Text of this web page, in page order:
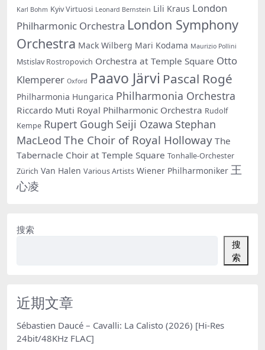
Karl Bohm Kyiv Virtuosi Leonard Bernstein Lili Kraus London
Philharmonic Orchestra London Symphony
Orchestra Mack Wilberg Mari Kodama Maurizio Pollini
Mstislav Rostropovich Orchestra at Temple Square Otto
Klemperer Oxford Paavo Järvi Pascal Rogé
Philharmonia Hungarica Philharmonia Orchestra
Riccardo Muti Royal Philharmonic Orchestra Rudolf
Kempe Rupert Gough Seiji Ozawa Stephan
MacLeod The Choir of Royal Holloway The
Tabernacle Choir at Temple Square Tonhalle-Orchester
Zürich Van Halen Various Artists Wiener Philharmoniker 王
心凌
搜索
搜
索
近期文章
Sébastien Daucé – Cavalli: La Calisto (2026) [Hi-Res
24bit/48KHz FLAC]